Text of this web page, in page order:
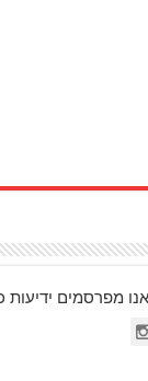
מפרסמים ידיעות